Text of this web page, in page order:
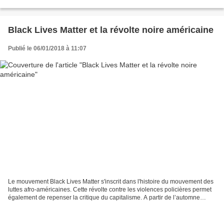
Black Lives Matter et la révolte noire américaine
Publié le 06/01/2018 à 11:07
Le mouvement Black Lives Matter s'inscrit dans l'histoire du mouvement des
luttes afro-américaines. Cette révolte contre les violences policières permet
également de repenser la critique du capitalisme. A partir de l’automne